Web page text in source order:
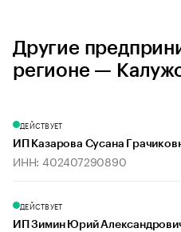
Другие
регионе —
ДЕЙСТВУЕТ
ИП Казарова Сусана
ИНН: 402407290890
ДЕЙСТВУЕТ
ИП Зимин Юрий